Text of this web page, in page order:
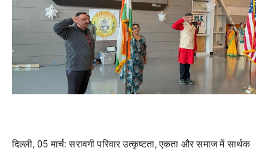
दिल्ली, 05मार्च: सरावगी परिवार उत्कृष्टता,एकता और समाज में सार्थक